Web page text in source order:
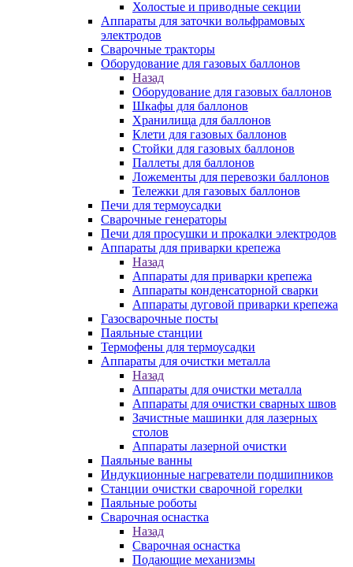
Холостые и приводные секции
Аппараты для заточки вольфрамовых
электродов
Сварочные тракторы
Оборудование для газовых баллонов
Назад
Оборудование для газовых баллонов
Шкафы для баллонов
Хранилища для баллонов
Клети для газовых баллонов
Стойки для газовых баллонов
Паллеты для баллонов
Ложементы для перевозки баллонов
Тележки для газовых баллонов
Печи для термоусадки
Сварочные генераторы
Печи для просушки и прокалки электродов
Аппараты для приварки крепежа
Назад
Аппараты для приварки крепежа
Аппараты конденсаторной сварки
Аппараты дуговой приварки крепежа
Газосварочные посты
Паяльные станции
Термофены для термоусадки
Аппараты для очистки металла
Назад
Аппараты для очистки металла
Аппараты для очистки сварных швов
Зачистные машинки для лазерных
столов
Аппараты лазерной очистки
Паяльные ванны
Индукционные нагреватели подшипников
Станции очистки сварочной горелки
Паяльные роботы
Сварочная оснастка
Назад
Сварочная оснастка
Подающие механизмы